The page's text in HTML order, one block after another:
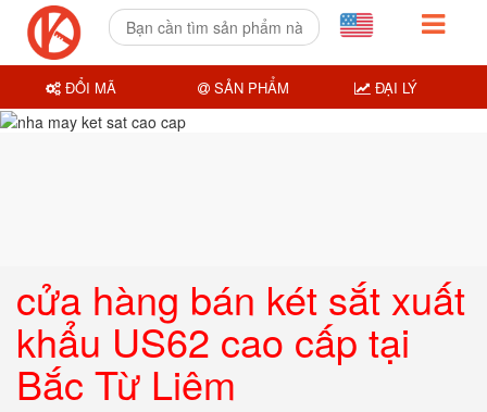
cửa hàng bán két sắt xuất
khẩu US62 cao cấp tại
Bắc Từ Liêm
ĐỔI MÃ SẢN PHẨM ĐẠI LÝ